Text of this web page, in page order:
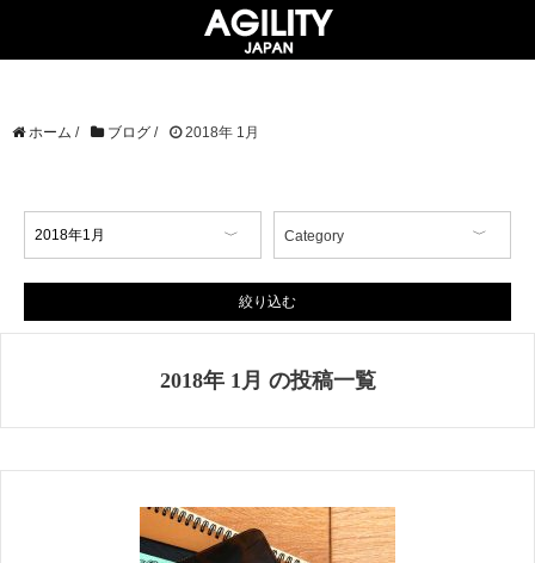
ホーム / ブログ / 2018年 1月
Category
AGILITY Affa(アジリティ アフ
ァ)
ブランド
絞り込む
2018年 1月 の投稿一覧